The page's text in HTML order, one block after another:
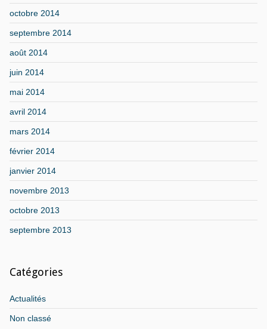
octobre 2014
septembre 2014
août 2014
juin 2014
mai 2014
avril 2014
mars 2014
février 2014
janvier 2014
novembre 2013
octobre 2013
septembre 2013
Catégories
Actualités
Non classé